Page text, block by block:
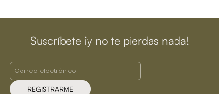
Suscríbete ¡y no te pierdas nada!
REGISTRARME